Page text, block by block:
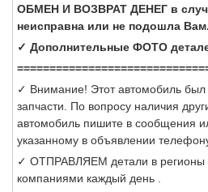
ОБМЕН И ВОЗВРАТ ДЕНЕГ в
неисправна или не подошла Вам.
✓ Дополнительные ФОТО
✓ Внимание! Этот автомобиль
запчасти. По вопросу наличия
автомобиль пишите в сообщения
указанному в объявлении
✓ ОТПРАВЛЯЕМ детали в регионы
компаниями каждый день .